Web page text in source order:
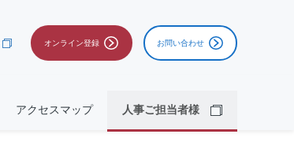
オンライン登録 お問い合わせ
アクセスマップ 人事ご担当者様